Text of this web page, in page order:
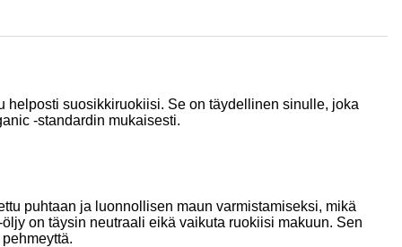
helposti suosikkiruokiisi. Se on täydellinen sinulle, joka
-standardin mukaisesti.
puhtaan ja luonnollisen maun varmistamiseksi, mikä
on täysin neutraali eikä vaikuta ruokiisi makuun. Sen